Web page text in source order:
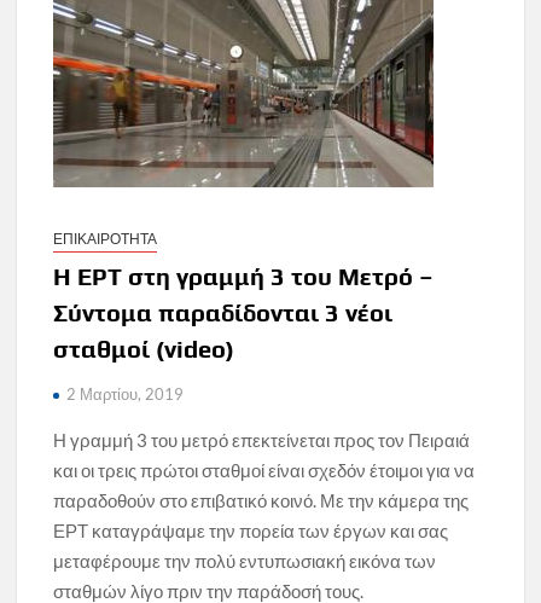
ΕΠΙΚΑΙΡΟΤΗΤΑ
Η ΕΡΤ στη γραμμή 3 του Μετρό –
Σύντομα παραδίδονται 3 νέοι
σταθμοί (video)
2 Μαρτίου, 2019
Η γραμμή 3 του μετρό επεκτείνεται προς τον Πειραιά
και οι τρεις πρώτοι σταθμοί είναι σχεδόν έτοιμοι για να
παραδοθούν στο επιβατικό κοινό. Με την κάμερα της
ΕΡΤ καταγράψαμε την πορεία των έργων και σας
μεταφέρουμε την πολύ εντυπωσιακή εικόνα των
σταθμών λίγο πριν την παράδοσή τους.